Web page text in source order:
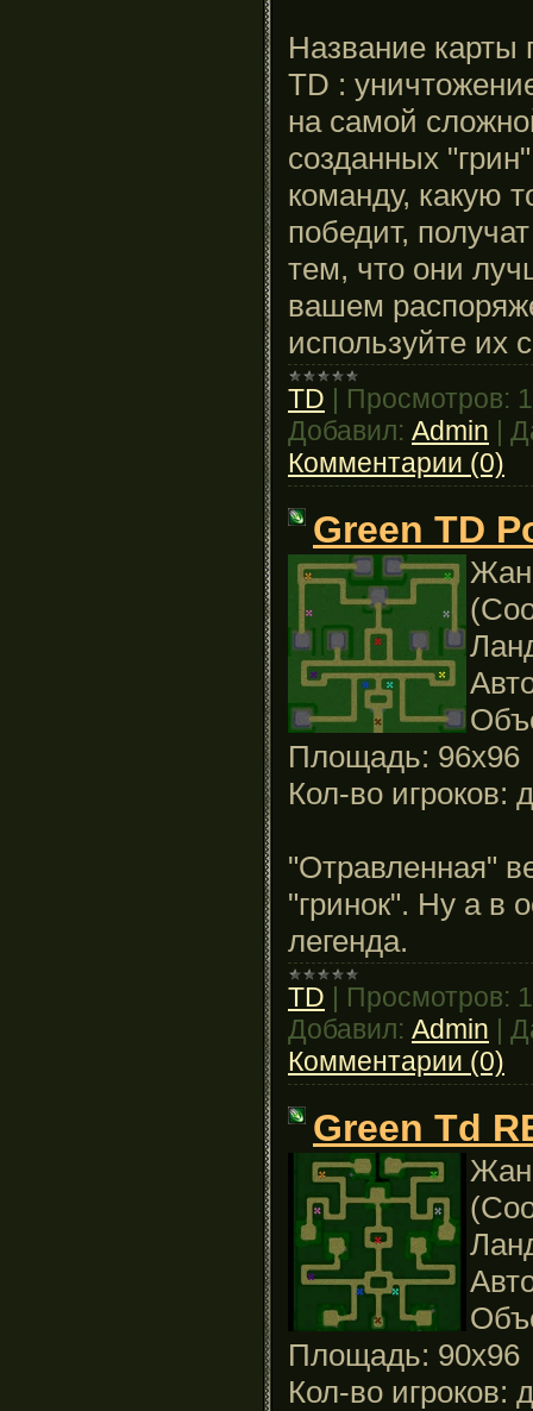
Название карты
TD :
на самой
созданных
команду, какую
победит,
тем, что они
вашем
используйте их
TD | Просмотров:
Добавил: Admin |
Комментарии (0)
Green TD
Площадь: 96x96
Кол-во игроков:
"Отравленная"
"гринок". Ну а в
легенда.
TD | Просмотров:
Добавил: Admin |
Комментарии (0)
Green Td
Площадь: 90x96
Кол-во игроков: